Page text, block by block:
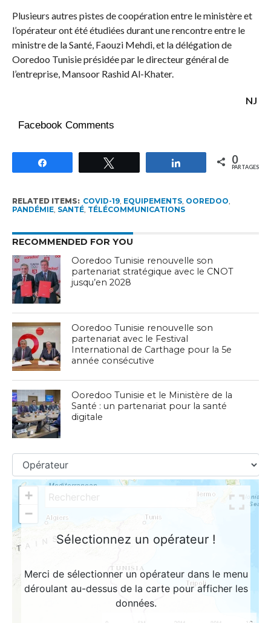
Plusieurs autres pistes de coopération entre le ministère et
l’opérateur ont été étudiées durant une rencontre entre le
ministre de la Santé, Faouzi Mehdi, et la délégation de
Ooredoo Tunisie présidée par le directeur général de
l’entreprise, Mansoor Rashid Al-Khater.
NJ
Facebook Comments
Partagez 0
PARTAGES
RELATED ITEMS: COVID-19, EQUIPEMENTS, OOREDOO,
PANDÉMIE, SANTÉ, TÉLÉCOMMUNICATIONS
RECOMMENDED FOR YOU
Ooredoo Tunisie renouvelle son
partenariat stratégique avec le CNOT
jusqu’en 2028
Ooredoo Tunisie renouvelle son
partenariat avec le Festival
International de Carthage pour la 5e
année consécutive
Ooredoo Tunisie et le Ministère de la
Santé : un partenariat pour la santé
digitale